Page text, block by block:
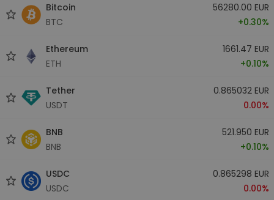
Bitcoin
BTC
56280.00 EUR
+0.30%
Ethereum
ETH
1661.47 EUR
+0.10%
Tether
USDT
0.865032 EUR
0.00%
BNB
BNB
521.950 EUR
+0.10%
USDC
USDC
0.865298 EUR
0.00%